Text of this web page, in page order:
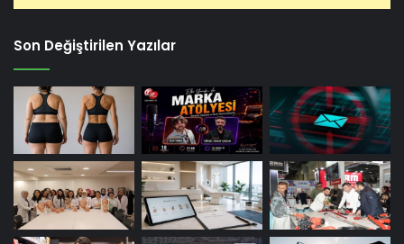
Son Değiştirilen Yazılar